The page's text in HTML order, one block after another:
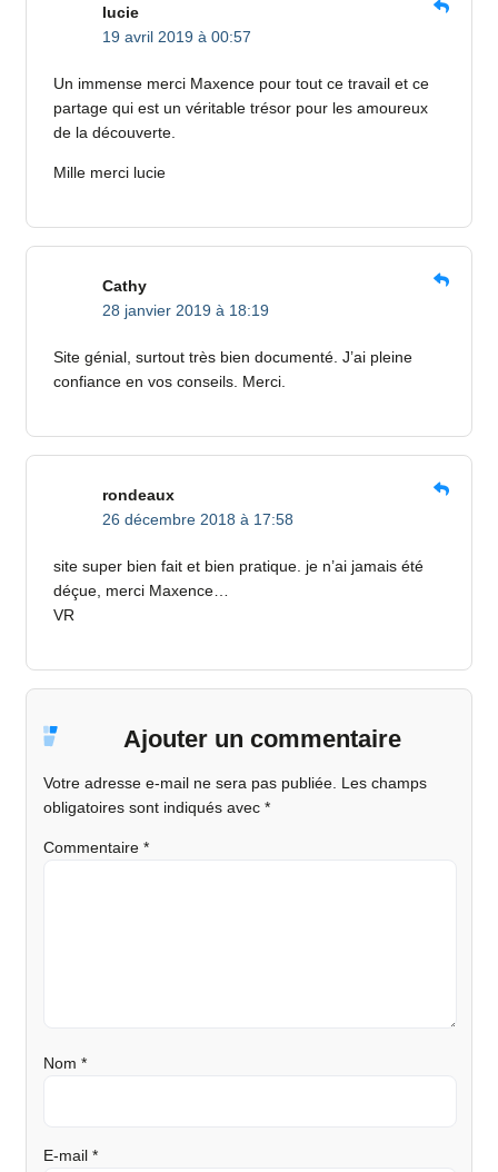
lucie
19 avril 2019 à 00:57
Un immense merci Maxence pour tout ce travail et ce
partage qui est un véritable trésor pour les amoureux
de la découverte.
Mille merci lucie
Cathy
28 janvier 2019 à 18:19
Site génial, surtout très bien documenté. J’ai pleine
confiance en vos conseils. Merci.
rondeaux
26 décembre 2018 à 17:58
site super bien fait et bien pratique. je n’ai jamais été
déçue, merci Maxence…
VR
Ajouter un commentaire
Votre adresse e-mail ne sera pas publiée. Les champs
obligatoires sont indiqués avec *
Commentaire *
Nom *
E-mail *